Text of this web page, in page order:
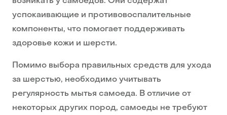
успокаивающие и противовоспалительные
компоненты, что помогает поддерживать
здоровье кожи и шерсти.
Помимо выбора правильных средств для ухода
за шерстью, необходимо учитывать
регулярность мытья самоеда. В отличие от
некоторых других пород, самоеды не требуют